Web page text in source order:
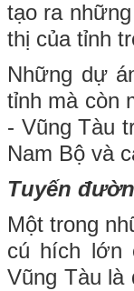
tạo ra
thị của tỉnh
Những dự
tỉnh mà còn
- Vũng Tàu
Nam Bộ và
Tuyến
Một trong
cú hích lớn
Vũng Tàu là